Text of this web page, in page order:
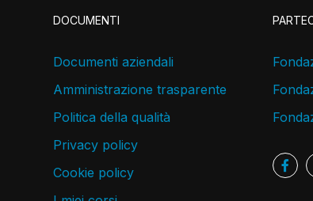
DOCUMENTI
Documenti aziendali
Amministrazione trasparente
Politica della qualità
Privacy policy
Cookie policy